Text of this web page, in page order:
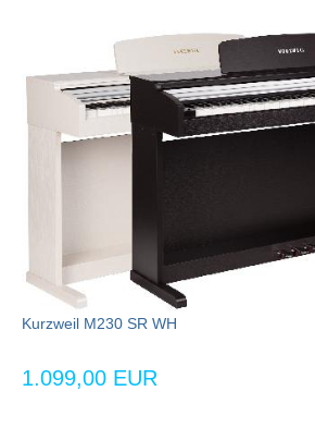
Kurzweil M230 SR WH
1.099,00 EUR